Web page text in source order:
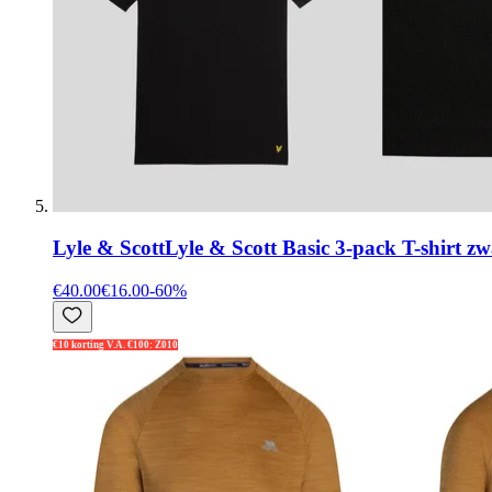
Lyle & ScottLyle & Scott Basic 3-pack T-shirt
€40.00€16.00-60%
€10 korting V.A. €100: Z010